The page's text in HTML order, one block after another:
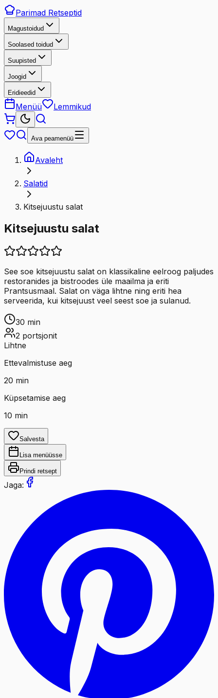
Parimad Retseptid
Magustoidud
Soolased toidud
Suupisted
Joogid
Eridieedid
Menüü Lemmikud
Ava peamenüü
Avaleht
Salatid
Kitsejuustu salat
Kitsejuustu salat
See soe kitsejuustu salat on klassikaline eelroog paljudes
restoranides ja bistroodes üle maailma ja eriti
Prantsusmaal. Salat on väga lihtne ning eriti hea
serveerida, kui kitsejuust veel seest soe ja sulanud.
30 min
2 portsjonit
Lihtne
Ettevalmistuse aeg
20 min
Küpsetamise aeg
10 min
Salvesta
Lisa menüüsse
Prindi retsept
Jaga: